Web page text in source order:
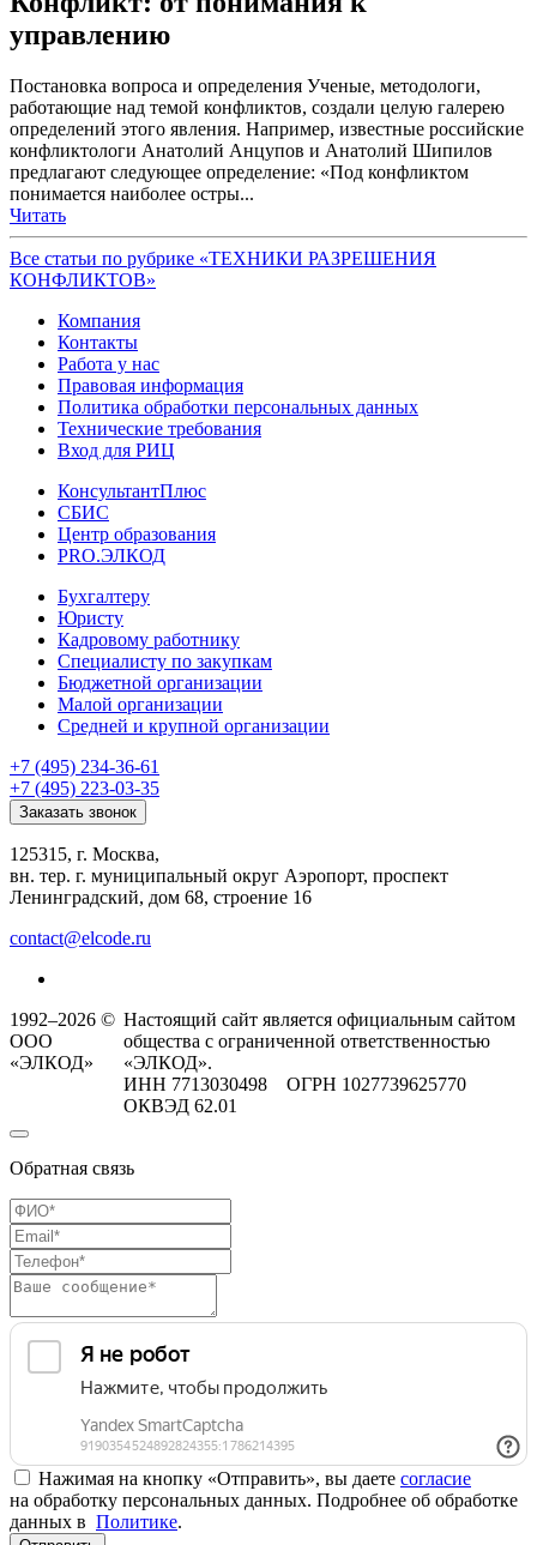
управлению
Постановка вопроса и определения Ученые, методологи,
работающие над темой конфликтов, создали целую галерею
определений этого явления. Например, известные российские
конфликтологи Анатолий Анцупов и Анатолий Шипилов
предлагают следующее определение: «Под конфликтом
понимается наиболее остры...
Читать
Все статьи по рубрике «ТЕХНИКИ РАЗРЕШЕНИЯ
КОНФЛИКТОВ»
Компания
Контакты
Работа у нас
Правовая информация
Политика обработки персональных данных
Технические требования
Вход для РИЦ
КонсультантПлюс
СБИС
Центр образования
PRO.ЭЛКОД
Бухгалтеру
Юристу
Кадровому работнику
Специалисту по закупкам
Бюджетной организации
Малой организации
Средней и крупной организации
+7 (495) 234-36-61
+7 (495) 223-03-35
Заказать звонок
125315, г. Москва,
вн. тер. г. муниципальный округ Аэропорт, проспект
Ленинградский, дом 68, строение 16
contact@elcode.ru
1992–2026 ©
ООО
«ЭЛКОД»
Настоящий сайт является официальным сайтом
общества с ограниченной ответственностью
«ЭЛКОД».
ИНН 7713030498 ОГРН 1027739625770
ОКВЭД 62.01
Обратная связь
Нажимая на кнопку «Отправить», вы даете согласие
на обработку персональных данных. Подробнее об обработке
данных в Политике.